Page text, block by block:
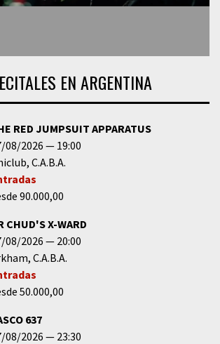
EN ARGENTINA
RED JUMPSUIT APPARATUS
08/2026
19:00
C.A.B.A.
90.000,00
CHUD'S X-WARD
08/2026
20:00
C.A.B.A.
50.000,00
637
08/2026
23:30